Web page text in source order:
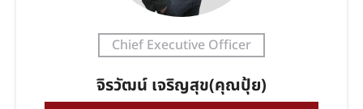
Chief Executive Officer
จิรวัฒน์ เจริญสุข(คุณปุ้ย)